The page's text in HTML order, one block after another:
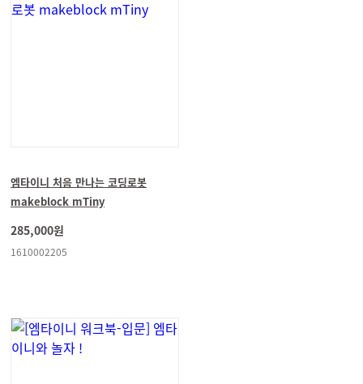
엠타이니 처음 만나는 코딩로봇
makeblock mTiny
285,000원
1610002205